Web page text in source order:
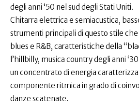
degli anni ‘50 nel sud degli Stati Uniti.
Chitarra elettrica e semiacustica,
strumenti principali di questo stile
blues e R&B, caratteristiche della
l’hillbilly, musica country degli anni
un concentrato di energia
componente ritmica in grado di
danze scatenate.